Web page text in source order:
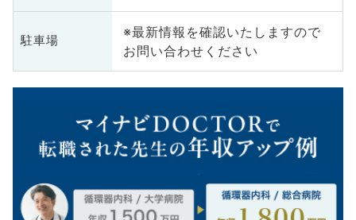
駐車場
※最新情報を確認いたしますので
お問い合わせください